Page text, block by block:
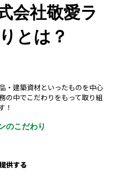
会社敬愛ラ
とは？
・建築資材といったものを中心
の中でこだわりをもって取り組
！
のこだわり
供する